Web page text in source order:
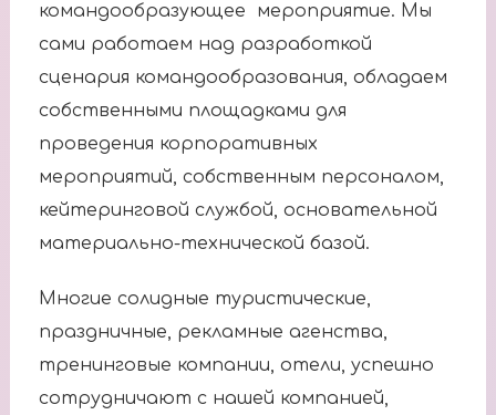
командообразующее мероприятие. Мы
сами работаем над разработкой
сценария командообразования, обладаем
собственными площадками для
проведения корпоративных
мероприятий, собственным персоналом,
кейтеринговой службой, основательной
материально-технической базой.
Многие солидные туристические,
праздничные, рекламные агенства,
тренинговые компании, отели, успешно
сотрудничают с нашей компанией,